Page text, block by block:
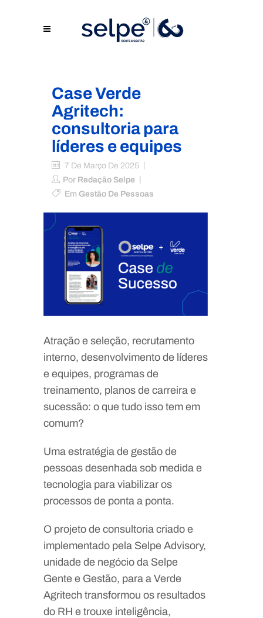
Case Verde
Agritech:
consultoria para
líderes e equipes
7 De Março De 2025
Por Redação Selpe
Em Gestão De Pessoas
Atração e seleção, recrutamento
interno, desenvolvimento de líderes
e equipes, programas de
treinamento, planos de carreira e
sucessão: o que tudo isso tem em
comum?
Uma estratégia de gestão de
pessoas desenhada sob medida e
tecnologia para viabilizar os
processos de ponta a ponta.
O projeto de consultoria criado e
implementado pela Selpe Advisory,
unidade de negócio da Selpe
Gente e Gestão, para a Verde
Agritech transformou os resultados
do RH e trouxe inteligência,